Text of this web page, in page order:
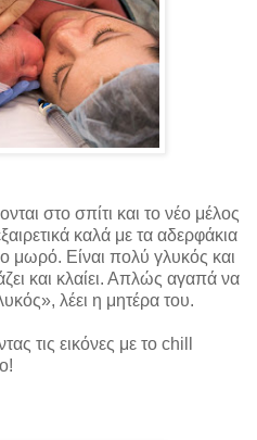
στο σπίτι και το νέο μέλος
καλά με τα αδερφάκια
μωρό. Είναι πολύ γλυκός και
και κλαίει. Απλώς αγαπά να
λέει η μητέρα του.
τις εικόνες με το chill